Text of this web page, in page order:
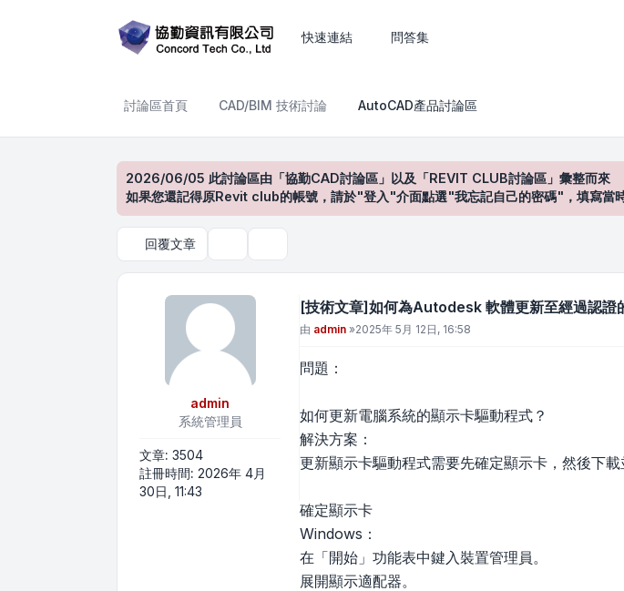
快速連結 問答集
討論區首頁 CAD/BIM 技術討論 AutoCAD產品討論區
2026/06/05 此討論區由「協勤CAD討論區」以及「REVIT CLUB討論區」彙整而來
如果您還記得原Revit club的帳號，請於"登入"介面點選"我忘記自己的密碼"，填寫當
回覆文章
admin
系統管理員
文章: 3504
註冊時間: 2026年 4月
30日, 11:43
[技術文章]如何為Autodesk 軟體更新至經過認證
文章
由 admin »2025年 5月 12日, 16:58
問題：
如何更新電腦系統的顯示卡驅動程式？
解決方案：
更新顯示卡驅動程式需要先確定顯示卡，然後下載
確定顯示卡
Windows：
在「開始」功能表中鍵入裝置管理員。
展開顯示適配器。